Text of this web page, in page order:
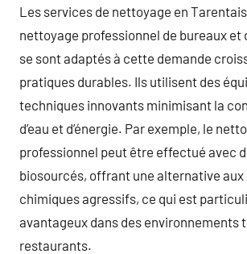
Les services de nettoyage en
nettoyage professionnel de bureaux et
se sont adaptés à cette demande
pratiques durables. Ils utilisent des
techniques innovants minimisant la
d’eau et d’énergie. Par exemple, le
professionnel peut être effectué avec
biosourcés, offrant une alternative
chimiques agressifs, ce qui est
avantageux dans des environnements
restaurants.